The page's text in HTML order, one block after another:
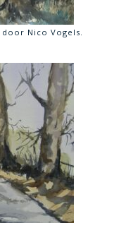
Nico Vogels.